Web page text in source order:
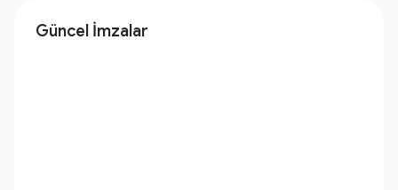
Güncel İmzalar